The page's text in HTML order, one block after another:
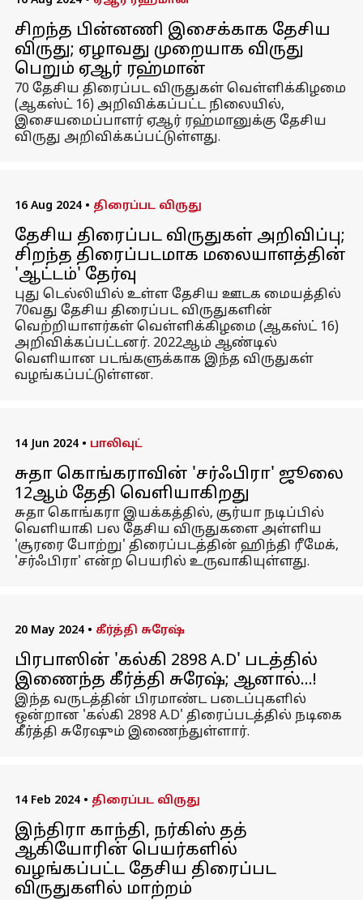
சிறந்த பின்னணி இசைக்காக தேசிய
விருது; ஏழாவது முறையாக விருது
பெறும் ஏஆர் ரஹ்மான்
70 தேசிய திரைப்பட விருதுகள் வெள்ளிக்கிழமை
(ஆகஸ்ட் 16) அறிவிக்கப்பட்ட நிலையில்,
இசையமைப்பாளர் ஏஆர் ரஹ்மானுக்கு தேசிய
விருது அறிவிக்கப்பட்டுள்ளது.
16 Aug 2024 • திரைப்பட விருது
தேசிய திரைப்பட விருதுகள் அறிவிப்பு;
சிறந்த திரைப்படமாக மலையாளத்தின்
'ஆட்டம்' தேர்வு
புது டெல்லியில் உள்ள தேசிய ஊடக மையத்தில்
70வது தேசிய திரைப்பட விருதுகளின்
வெற்றியாளர்கள் வெள்ளிக்கிழமை (ஆகஸ்ட் 16)
அறிவிக்கப்பட்டனர். 2022ஆம் ஆண்டில்
வெளியான படங்களுக்காக இந்த விருதுகள்
வழங்கப்பட்டுள்ளன.
14 Jun 2024 • பாலிவுட்
சுதா கொங்கராவின் 'சர்ஃபிரா' ஜூலை
12ஆம் தேதி வெளியாகிறது
சுதா கொங்கரா இயக்கத்தில், சூர்யா நடிப்பில்
வெளியாகி பல தேசிய விருதுகளை அள்ளிய
'சூரரை போற்று' திரைப்படத்தின் ஹிந்தி ரீமேக்,
'சர்ஃபிரா' என்ற பெயரில் உருவாகியுள்ளது.
20 May 2024 • கீர்த்தி சுரேஷ்
பிரபாஸின் 'கல்கி 2898 A.D' படத்தில்
இணைந்த கீர்த்தி சுரேஷ்; ஆனால்...!
இந்த வருடத்தின் பிரமாண்ட படைப்புகளில்
ஒன்றான 'கல்கி 2898 A.D' திரைப்படத்தில் நடிகை
கீர்த்தி சுரேஷும் இணைந்துள்ளார்.
14 Feb 2024 • திரைப்பட விருது
இந்திரா காந்தி, நர்கிஸ் தத்
ஆகியோரின் பெயர்களில்
வழங்கப்பட்ட தேசிய திரைப்பட
விருதுகளில் மாற்றம்